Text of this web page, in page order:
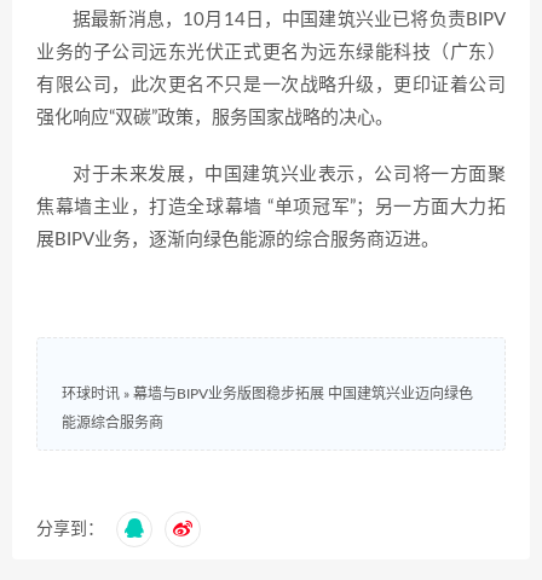
据最新消息，10月14日，中国建筑兴业已将负责BIPV
业务的子公司远东光伏正式更名为远东绿能科技（广东）
有限公司，此次更名不只是一次战略升级，更印证着公司
强化响应“双碳”政策，服务国家战略的决心。
对于未来发展，中国建筑兴业表示，公司将一方面聚
焦幕墙主业，打造全球幕墙 “单项冠军”；另一方面大力拓
展BIPV业务，逐渐向绿色能源的综合服务商迈进。
环球时讯 » 幕墙与BIPV业务版图稳步拓展 中国建筑兴业迈向绿色
能源综合服务商
分享到：